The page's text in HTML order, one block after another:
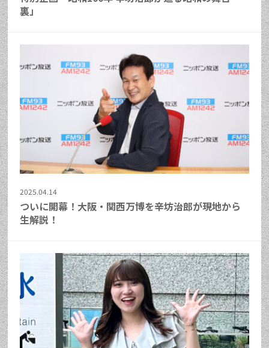
裏」
2025.04.14
ついに開幕！大阪・関西万博を辛坊治郎が現地から
生解説！